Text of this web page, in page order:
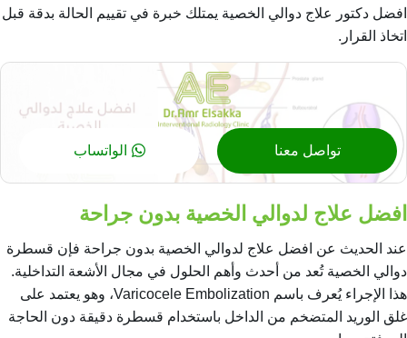
افضل دكتور علاج دوالي الخصية يمتلك خبرة في تقييم الحالة بدقة قبل
اتخاذ القرار.
تواصل معنا الواتساب
افضل علاج لدوالي الخصية بدون جراحة
عند الحديث عن افضل علاج لدوالي الخصية بدون جراحة فإن قسطرة
دوالي الخصية تُعد من أحدث وأهم الحلول في مجال الأشعة التداخلية.
هذا الإجراء يُعرف باسم Varicocele Embolization، وهو يعتمد على
غلق الوريد المتضخم من الداخل باستخدام قسطرة دقيقة دون الحاجة